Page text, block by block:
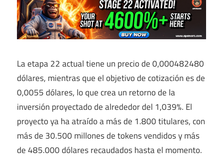
La etapa 22 actual tiene un precio de 0,000482480
dólares, mientras que el objetivo de cotización es de
0,0055 dólares, lo que crea un retorno de la
inversión proyectado de alrededor del 1,039%. El
proyecto ya ha atraído a más de 1.800 titulares, con
más de 30.500 millones de tokens vendidos y más
de 485.000 dólares recaudados hasta el momento.